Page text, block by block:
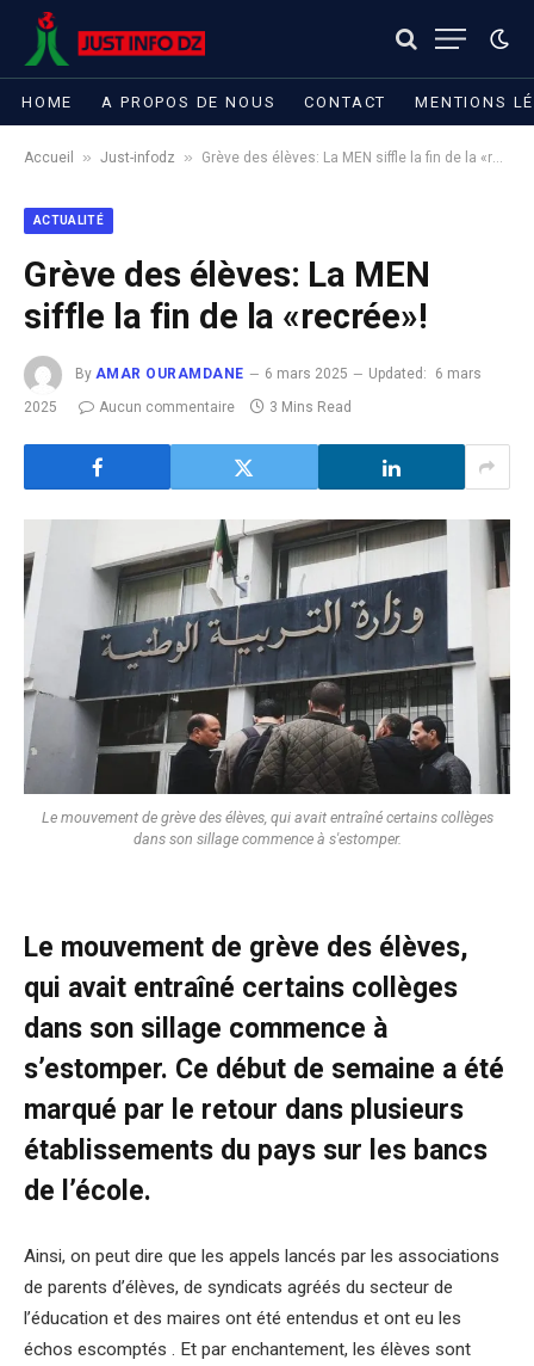
HOME A PROPOS DE NOUS CONTACT MENTIONS
Accueil » Just-infodz » Grève des élèves: La MEN siffle la fin de la «recrée»!
ACTUALITÉ
Grève des élèves: La MEN
siffle la fin de la «recrée»!
By AMAR OURAMDANE 6 mars 2025 Updated:
6 mars
2025
Aucun commentaire 3 Mins Read
Le mouvement de grève des élèves, qui avait entraîné certains collèges
dans son sillage commence à s'estomper.
Le mouvement de grève des élèves,
qui avait entraîné certains collèges
dans son sillage commence à
s’estomper. Ce début de semaine a été
marqué par le retour dans plusieurs
établissements du pays sur les bancs
de l’école.
Ainsi, on peut dire que les appels lancés par les associations
de parents d’élèves, de syndicats agréés du secteur de
l’éducation et des maires ont été entendus et ont eu les
échos escomptés . Et par enchantement, les élèves sont